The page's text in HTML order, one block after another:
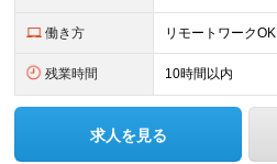
働き方 リモートワークOK
残業時間 10時間以内
求人を見る